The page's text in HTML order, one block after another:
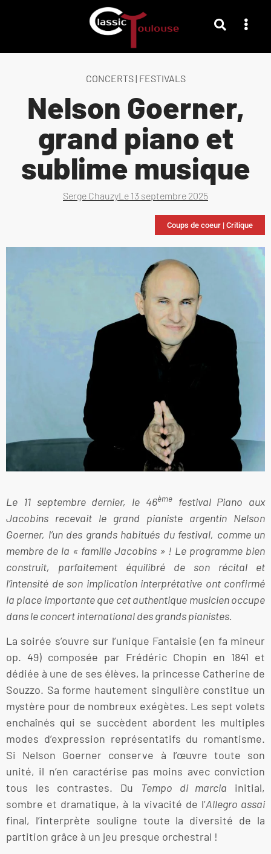
CONCERTS| FESTIVALS
Nelson Goerner,
grand piano et
sublime musique
Serge ChauzyLe 13 septembre 2025
Coups de coeur | Critique
Le 11 septembre dernier, le 46èmefestival Piano aux
Jacobins recevait le grand pianiste argentin Nelson
Goerner, l’un des grands habitués du festival, comme un
membre de la « famille Jacobins » ! Le programme bien
construit, parfaitement équilibré de son récital et
l’intensité de son implication interprétative ont confirmé
la place importante que cet authentique musicien occupe
dans le concert international des grands pianistes.
La soirée s’ouvre sur l’unique Fantaisie (en fa mineur
op. 49) composée par Frédéric Chopin en 1841 et
dédiée à une de ses élèves, la princesse Catherine de
Souzzo. Sa forme hautement singulière constitue un
mystère pour de nombreux exégètes. Les sept volets
enchaînés qui se succèdent abordent les multiples
modes d’expression représentatifs du romantisme.
Si Nelson Goerner conserve à l’œuvre toute son
unité, il n’en caractérise pas moins avec conviction
tous les contrastes. Du Tempo di marcia initial,
sombre et dramatique, à la vivacité de l’Allegro assai
final, l’interprète souligne toute la diversité de la
partition grâce à un jeu presque orchestral !